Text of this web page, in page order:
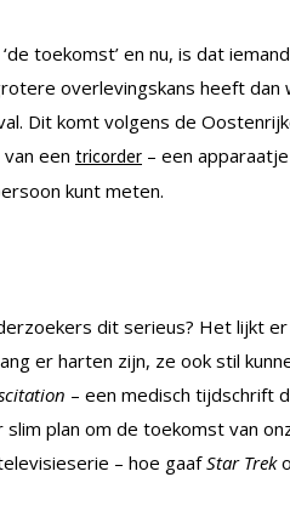
toekomst’ en nu, is dat
overlevingskans heeft
Dit komt volgens de
een tricorder – een
kunt meten.
dit serieus? Het lijkt
er harten zijn, ze ook stil
– een medisch tijdschrift
plan om de toekomst van
– hoe gaafStar Trek